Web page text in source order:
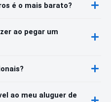
é o mais barato?
ao pegar um
ao meu aluguer de